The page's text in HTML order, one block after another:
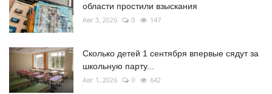
области простили взыскания
Авг 3, 2026 0 147
Сколько детей 1 сентября впервые сядут за
школьную парту...
Авг 1, 2026 0 642